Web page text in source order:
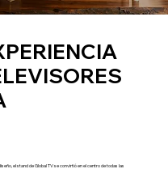
el stand de Global TV se convirtió en el centro de todas las